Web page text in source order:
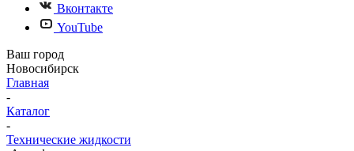
Вконтакте
YouTube
Ваш город
Новосибирск
Главная
-
Каталог
-
Технические жидкости